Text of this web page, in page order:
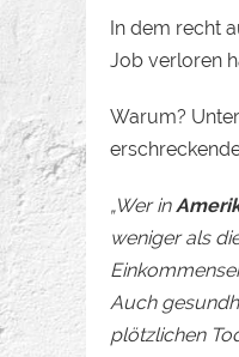
In dem recht
Job verloren
Warum?
„Wer in
weniger als
Auch
plötzlichen